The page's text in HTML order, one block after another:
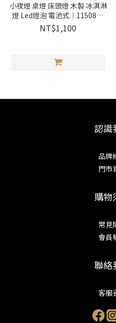
小夜燈 桌燈 床頭燈 木製 冰淇淋
燈 Led燈泡 電池式│1150835
Jeantopia
NT$1,100
認識
品牌
門市
購物
常見
會員
聯絡
客服